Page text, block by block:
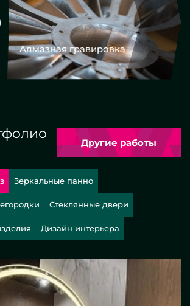
Другие работы
Зеркальные панно
Стеклянные двери
Дизайн интерьера